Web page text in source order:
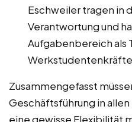
Eschweiler tragen in
Verantwortung und
Aufgabenbereich als
Zusammengefasst
Geschäftsführung in
eine gewisse Flexibilität